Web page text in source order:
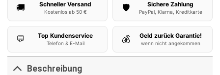
🚚 Schneller Versand
Kostenlos ab 50 € 🛡️ Sichere Zahlung
PayPal, Klarna, Kreditkarte
💬 Top Kundenservice
Telefon & E-Mail 💰 Geld zurück Garantie!
wenn nicht angekommen
Beschreibung